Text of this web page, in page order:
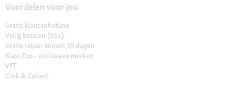
Voordelen voor jou
Gratis klantenhotline
Veilig betalen (SSL)
Gratis retour binnen 30 dagen
Maxi Zoo - exclusieve merken
VET
Click & Collect